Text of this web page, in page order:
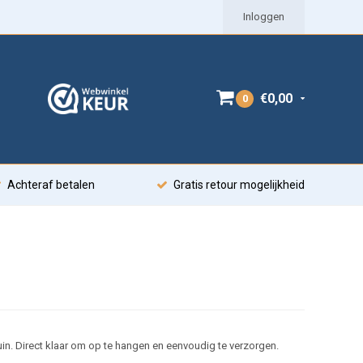
Inloggen
0 €0,00
Achteraf betalen Gratis retour mogelijkheid
Direct klaar om op te hangen en eenvoudig te verzorgen.